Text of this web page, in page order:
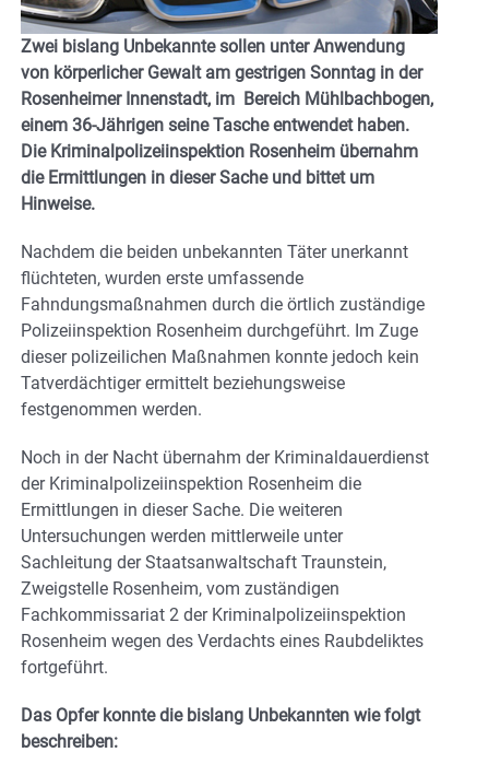
Zwei bislang Unbekannte sollen unter Anwendung
von körperlicher Gewalt am gestrigen Sonntag in der
Rosenheimer Innenstadt, im Bereich Mühlbachbogen,
einem 36-Jährigen seine Tasche entwendet haben.
Die Kriminalpolizeiinspektion Rosenheim übernahm
die Ermittlungen in dieser Sache und bittet um
Hinweise.
Nachdem die beiden unbekannten Täter unerkannt
flüchteten, wurden erste umfassende
Fahndungsmaßnahmen durch die örtlich zuständige
Polizeiinspektion Rosenheim durchgeführt. Im Zuge
dieser polizeilichen Maßnahmen konnte jedoch kein
Tatverdächtiger ermittelt beziehungsweise
festgenommen werden.
Noch in der Nacht übernahm der Kriminaldauerdienst
der Kriminalpolizeiinspektion Rosenheim die
Ermittlungen in dieser Sache. Die weiteren
Untersuchungen werden mittlerweile unter
Sachleitung der Staatsanwaltschaft Traunstein,
Zweigstelle Rosenheim, vom zuständigen
Fachkommissariat 2 der Kriminalpolizeiinspektion
Rosenheim wegen des Verdachts eines Raubdeliktes
fortgeführt.
Das Opfer konnte die bislang Unbekannten wie folgt
beschreiben: